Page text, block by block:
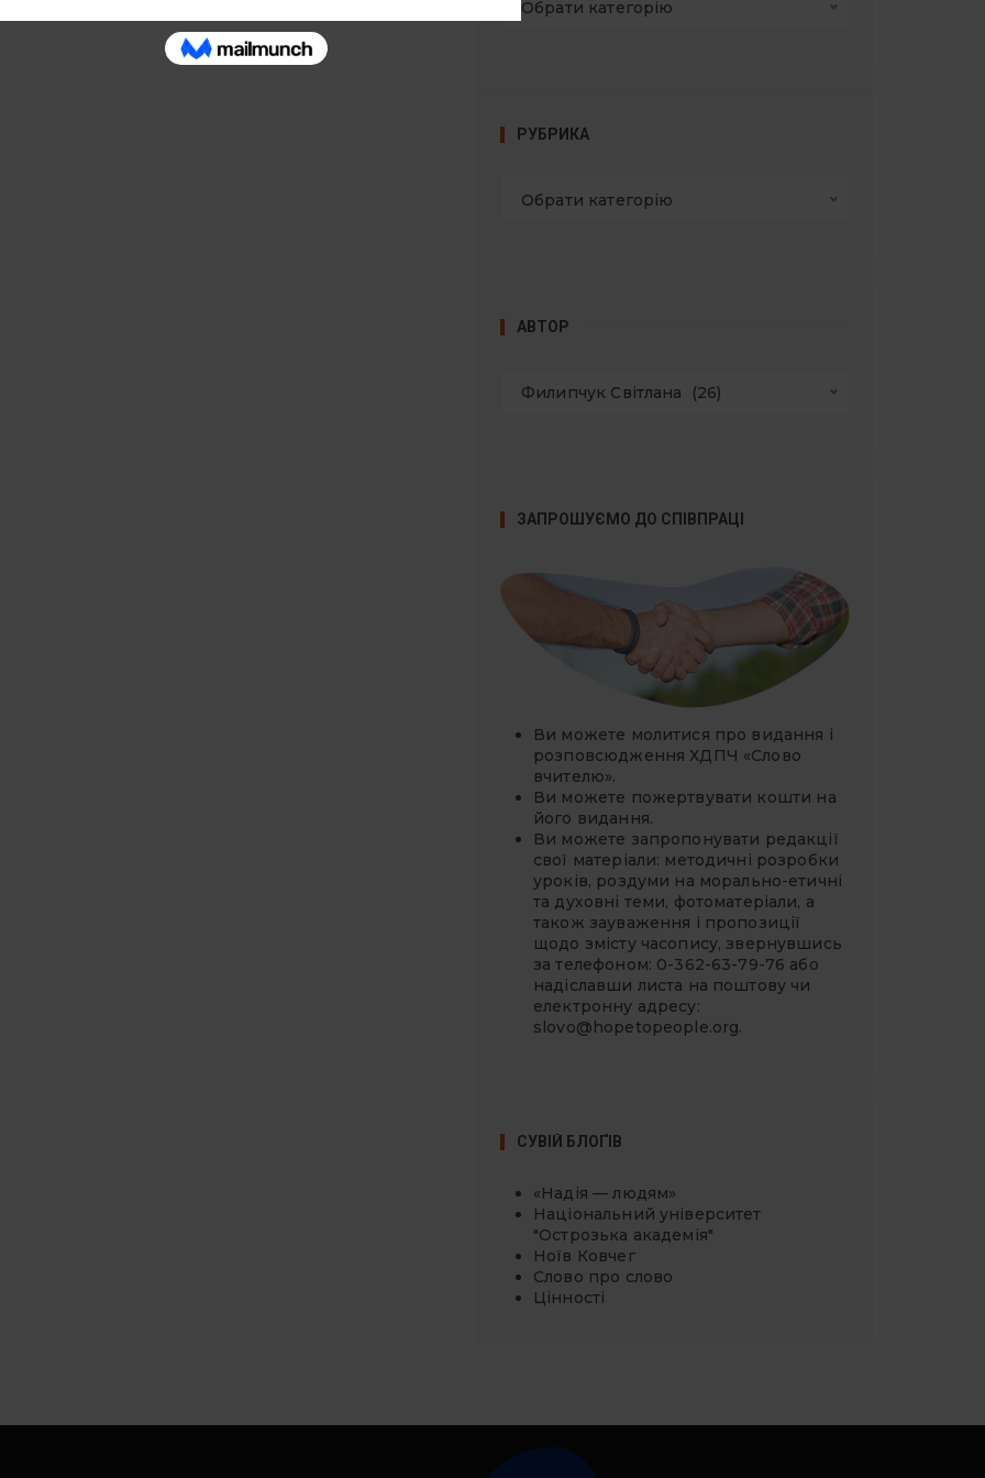
Обрати категорію
РУБРИКА
Обрати категорію
АВТОР
Филипчук Світлана  (26)
ЗАПРОШУЄМО ДО СПІВПРАЦІ
Ви можете молитися про видання і
розповсюдження ХДПЧ «Слово
вчителю».
Ви можете пожертвувати кошти на
його видання.
Ви можете запропонувати редакції
свої матеріали: методичні розробки
уроків, роздуми на морально-етичні
та духовні теми, фотоматеріали, а
також зауваження і пропозиції
щодо змісту часопису, звернувшись
за телефоном: 0-362-63-79-76 або
надіславши листа на поштову чи
електронну адресу:
slovo@hopetopeople.org.
СУВІЙ БЛОҐІВ
«Надія — людям»
Національний університет
"Острозька академія"
Ноїв Ковчег
Слово про слово
Цінності